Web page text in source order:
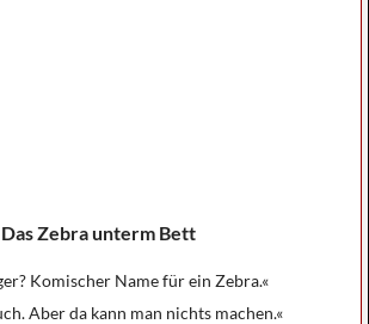
Das Zebra unterm Bett
Komischer Name für ein Zebra.«
Aber da kann man nichts machen.«